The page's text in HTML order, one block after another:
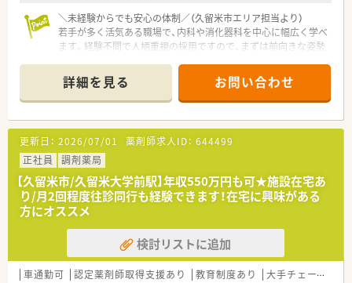
＼未経験からでも安心の体制／（久留米市エリア担当より）
若手が多く活気ある職場で、内科や消化器科を中心に幅広く学べ
ます。経験不問で人柄重視の採用ですので、まずは前向きな姿勢
＊------------------------------------------＊
【店舗情報と応需状況について】
■西鉄天神大牟田線の津福駅から徒歩5分という好立地にあり、
毎日の通勤が非常にスムーズで負担が少ない環境です。
■現在は内科や消化器科をメインに応需しており、1日あたりの
処方箋枚数は55枚から65枚程度となっています。
■今後は新たに皮膚科の応需が予定されているため、幅広い科目
を学びたい薬剤師の方にとって最適な環境と言えます。
【募集背景と求める人物像について】
■社員の就業環境を整える為の会社として増員募集です。
■患者様の目線に立って丁寧な行動ができる方を求めており、仕
事に対して前向きに取り組める姿勢を重視します。
■年齢やこれまでの経験年数に縛られることなく、向上心を持っ
詳細を見る お問い合わせ
更新日： 2026/07/01 薬剤師求人ID： 644499
正社員
調剤薬局
【久留米市/久留米大学前駅】年収550万円も可★施設在宅あ
り/月2回程度往診同行も経験できます！在宅に興味がある
方にオススメ
検討リストに追加
車通勤可 認定薬剤師取得支援あり 教育制度あり 大手チェーン以外